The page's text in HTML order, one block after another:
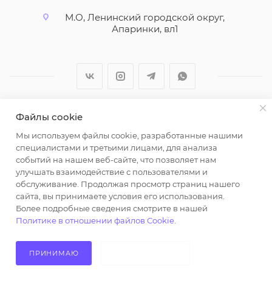
М.О, Ленинский городской округ,
Апаринки, вл1
2026 © ООО "Вайт Текстиль групп"
Любая информация на сайте носит справочный
характер и не является публичной офертой
определяемой положениями пункта 2 статьи 437
Гражданского кодекса Российской Федерации.
Использование любых материалов, опубликованных
на https://opt-milena.ru, допустимо только при
наличии письменного разрешения редакции и
активной ссылки на https://opt-milena.ru
Файлы cookie
Мы используем файлы cookie, разработанные нашими
специалистами и третьими лицами, для анализа
событий на нашем веб-сайте, что позволяет нам
улучшать взаимодействие с пользователями и
обслуживание. Продолжая просмотр страниц нашего
сайта, вы принимаете условия его использования.
Более подробные сведения смотрите в нашей
Политике в отношении файлов Cookie
ПРИНИМАЮ